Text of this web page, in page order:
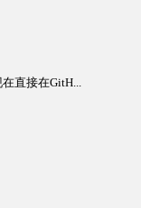
直接在GitH...